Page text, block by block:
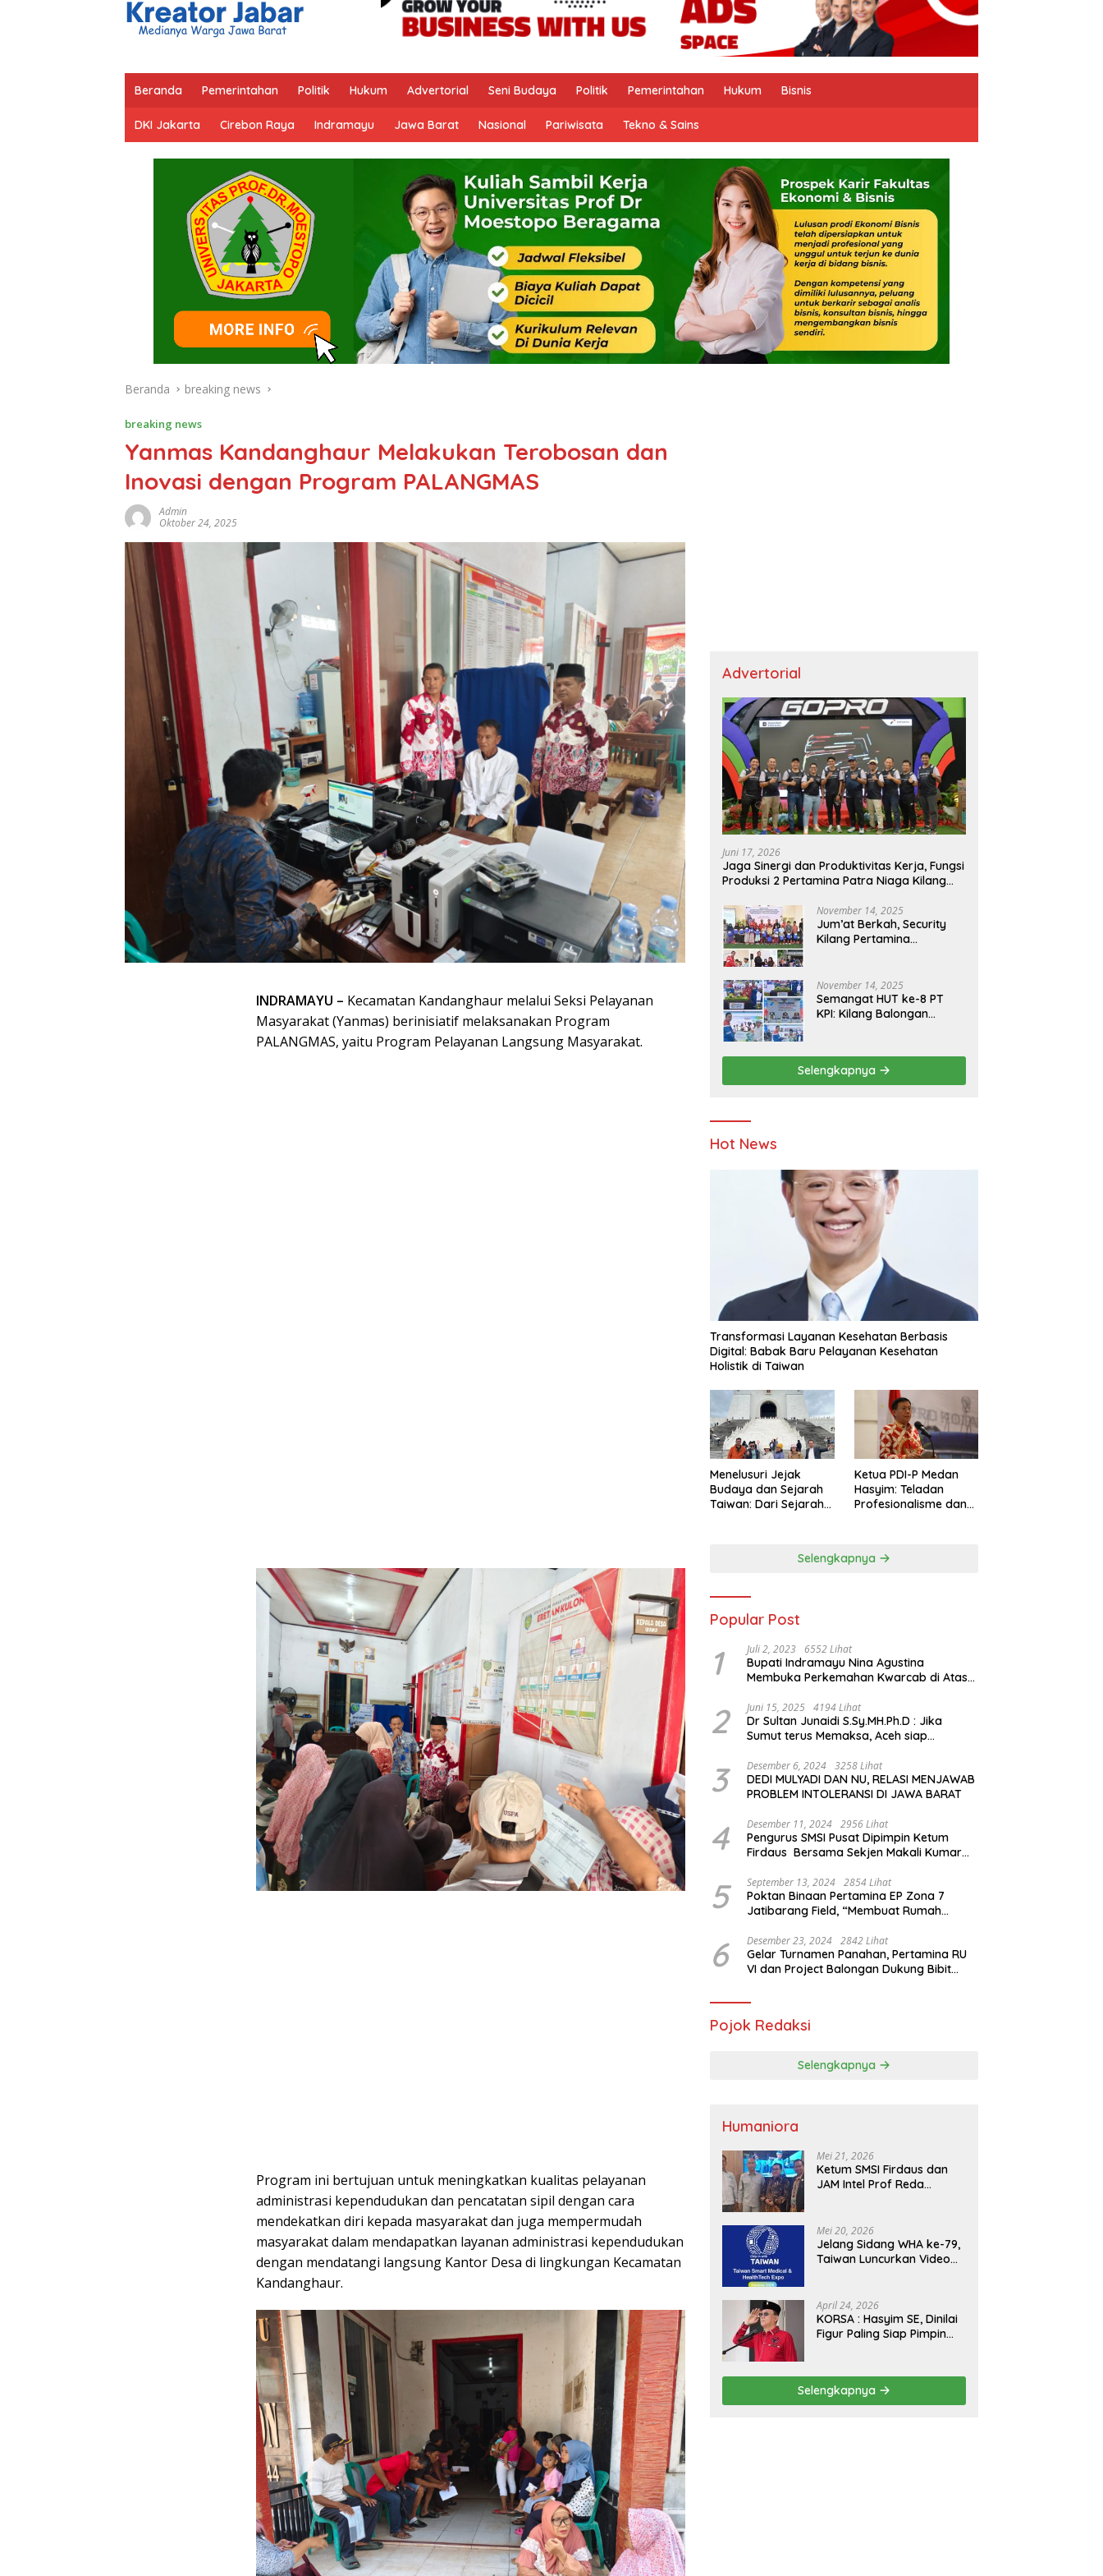
Beranda Pemerintahan Politik Hukum Advertorial Seni Budaya Politik Pemerintahan Hukum Bisnis
DKI Jakarta Cirebon Raya Indramayu Jawa Barat Nasional Pariwisata Tekno & Sains
Beranda breaking news
breaking news
‎Yanmas Kandanghaur Melakukan Terobosan dan
Inovasi dengan Program PALANGMAS
Admin
Oktober 24, 2025
INDRAMAYU – Kecamatan Kandanghaur melalui Seksi Pelayanan
Masyarakat (Yanmas) berinisiatif melaksanakan Program
PALANGMAS, yaitu Program Pelayanan Langsung Masyarakat.
Program ini bertujuan untuk meningkatkan kualitas pelayanan
administrasi kependudukan dan pencatatan sipil dengan cara
mendekatkan diri kepada masyarakat dan juga mempermudah
masyarakat dalam mendapatkan layanan administrasi kependudukan
dengan mendatangi langsung Kantor Desa di lingkungan Kecamatan
Kandanghaur.
Advertorial
Juni 17, 2026
Jaga Sinergi dan Produktivitas Kerja, Fungsi
Produksi 2 Pertamina Patra Niaga Kilang
November 14, 2025
Jum’at Berkah, Security
Kilang Pertamina
November 14, 2025
Semangat HUT ke-8 PT
KPI: Kilang Balongan
Berbagi Bersama
Penyandang Disabilitas
dan Yayasan Pendidikan
Selengkapnya
Hot News
Transformasi Layanan Kesehatan Berbasis
Digital: Babak Baru Pelayanan Kesehatan
Holistik di Taiwan
Menelusuri Jejak
Budaya dan Sejarah
Taiwan: Dari Sejarah
Sejarah Chiang Kai-
Ketua PDI-P Medan
Hasyim: Teladan
Profesionalisme dan
Selengkapnya
Popular Post
1 Juli 2, 2023 6552 Lihat
Bupati Indramayu Nina Agustina
Membuka Perkemahan Kwarcab di Atas
2 Juni 15, 2025 4194 Lihat
Dr Sultan Junaidi S.Sy.MH.Ph.D : Jika
Sumut terus Memaksa, Aceh siap
Internasional
3 Desember 6, 2024 3258 Lihat
DEDI MULYADI DAN NU, RELASI MENJAWAB
PROBLEM INTOLERANSI DI JAWA BARAT
4 Desember 11, 2024 2956 Lihat
Pengurus SMSI Pusat Dipimpin Ketum
Firdaus Bersama Sekjen Makali Kumar
Yusuf
5 September 13, 2024 2854 Lihat
Poktan Binaan Pertamina EP Zona 7
Jatibarang Field, “Membuat Rumah
Tikus
6 Desember 23, 2024 2842 Lihat
Gelar Turnamen Panahan, Pertamina RU
VI dan Project Balongan Dukung Bibit
Pojok Redaksi
Selengkapnya
Humaniora
Mei 21, 2026
Ketum SMSI Firdaus dan
JAM Intel Prof Reda
SMSI Sukseskan Jaga
Desa dan Jaga Dapur
MBG, Perkuat Pengawasan
Mei 20, 2026
Jelang Sidang WHA ke-79,
Taiwan Luncurkan Video
Inovasi Kesehatan Global
April 24, 2026
KORSA : Hasyim SE, Dinilai
Figur Paling Siap Pimpin
Selengkapnya